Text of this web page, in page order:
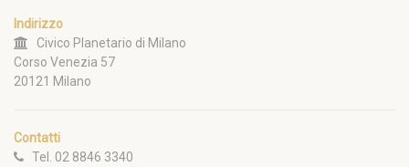
Indirizzo
Civico Planetario di Milano
Corso Venezia 57
20121 Milano
Contatti
Tel. 02 8846 3340